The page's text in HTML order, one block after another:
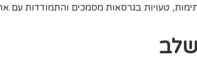
טעויות בגרסאות מסמכים והתמודדות עם